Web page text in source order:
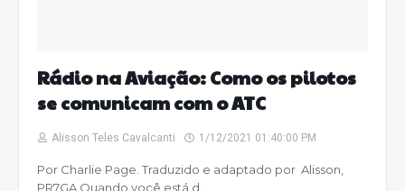
Rádio na Aviação: Como os pilotos
se comunicam com o ATC
Alisson Teles Cavalcanti 1/12/2021 01:40:00 PM
Por Charlie Page. Traduzido e adaptado por Alisson,
PR7GA Quando você está d…